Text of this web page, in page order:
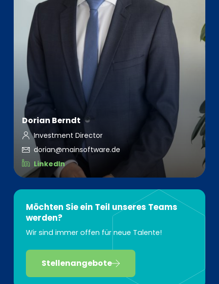
Dorian Berndt
Investment Director
dorian@mainsoftware.de
LinkedIn
Möchten Sie ein Teil unseres Teams
werden?
Wir sind immer offen für neue Talente!
Stellenangebote